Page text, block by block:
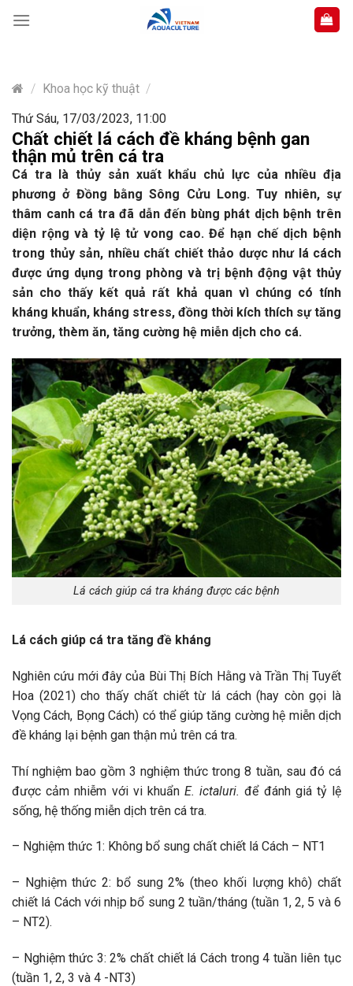
content
/ Khoa học kỹ thuật /
Thứ Sáu, 17/03/2023, 11:00
Chất chiết lá cách đề kháng bệnh gan
thận mủ trên cá tra
Cá tra là thủy sản xuất khẩu chủ lực của nhiều địa
phương ở Đồng bằng Sông Cửu Long. Tuy nhiên, sự
thâm canh cá tra đã dẫn đến bùng phát dịch bệnh trên
diện rộng và tỷ lệ tử vong cao.Để hạn chế dịch bệnh
trong thủy sản, nhiều chất chiết thảo dược như lá cách
được ứng dụng trong phòng và trị bệnh động vật thủy
sản cho thấy kết quả rất khả quan vì chúng có tính
kháng khuẩn, kháng stress, đồng thời kích thích sự tăng
trưởng, thèm ăn, tăng cường hệ miễn dịch cho cá.
Lá cách giúp cá tra kháng được các bệnh
Lá cách giúp cá tra tăng đề kháng
Nghiên cứu mới đây của Bùi Thị Bích Hằng và Trần Thị Tuyết
Hoa (2021) cho thấy chất chiết từ lá cách (hay còn gọi là
Vọng Cách, Bọng Cách) có thể giúp tăng cường hệ miễn dịch
đề kháng lại bệnh gan thận mủ trên cá tra.
Thí nghiệm bao gồm 3 nghiệm thức trong 8 tuần, sau đó cá
được cảm nhiễm với vi khuẩn E. ictaluri. để đánh giá tỷ lệ
sống, hệ thống miễn dịch trên cá tra.
– Nghiệm thức 1: Không bổ sung chất chiết lá Cách – NT1
– Nghiệm thức 2: bổ sung 2% (theo khối lượng khô) chất
chiết lá Cách với nhịp bổ sung 2 tuần/tháng (tuần 1, 2, 5 và 6
– NT2).
– Nghiệm thức 3: 2% chất chiết lá Cách trong 4 tuần liên tục
(tuần 1, 2, 3 và 4 -NT3)